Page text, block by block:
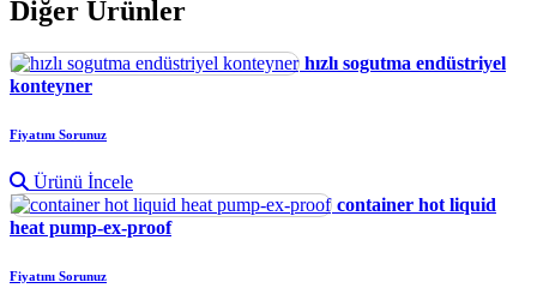
Diğer Ürünler
hızlı sogutma endüstriyel
konteyner
Fiyatını Sorunuz
Ürünü İncele
container hot liquid
heat pump-ex-proof
Fiyatını Sorunuz